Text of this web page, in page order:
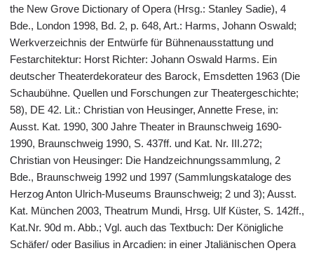
the New Grove Dictionary of Opera (Hrsg.: Stanley Sadie), 4
Bde., London 1998, Bd. 2, p. 648, Art.: Harms, Johann Oswald;
Werkverzeichnis der Entwürfe für Bühnenausstattung und
Festarchitektur: Horst Richter: Johann Oswald Harms. Ein
deutscher Theaterdekorateur des Barock, Emsdetten 1963 (Die
Schaubühne. Quellen und Forschungen zur Theatergeschichte;
58), DE 42. Lit.: Christian von Heusinger, Annette Frese, in:
Ausst. Kat. 1990, 300 Jahre Theater in Braunschweig 1690-
1990, Braunschweig 1990, S. 437ff. und Kat. Nr. III.272;
Christian von Heusinger: Die Handzeichnungssammlung, 2
Bde., Braunschweig 1992 und 1997 (Sammlungskataloge des
Herzog Anton Ulrich-Museums Braunschweig; 2 und 3); Ausst.
Kat. München 2003, Theatrum Mundi, Hrsg. Ulf Küster, S. 142ff.,
Kat.Nr. 90d m. Abb.; Vgl. auch das Textbuch: Der Königliche
Schäfer/ oder Basilius in Arcadien: in einer Jtaliänischen Opera